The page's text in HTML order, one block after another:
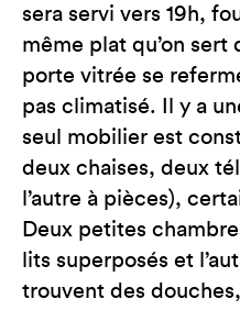
sera servi vers 19h,
même plat qu’on sert
porte vitrée se
pas climatisé. Il y a
seul mobilier est
deux chaises, deux
l’autre à pièces),
Deux petites
lits superposés et
trouvent des